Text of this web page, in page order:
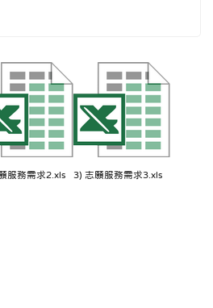
服務需求2.xls 3) 志願服務需求3.xls